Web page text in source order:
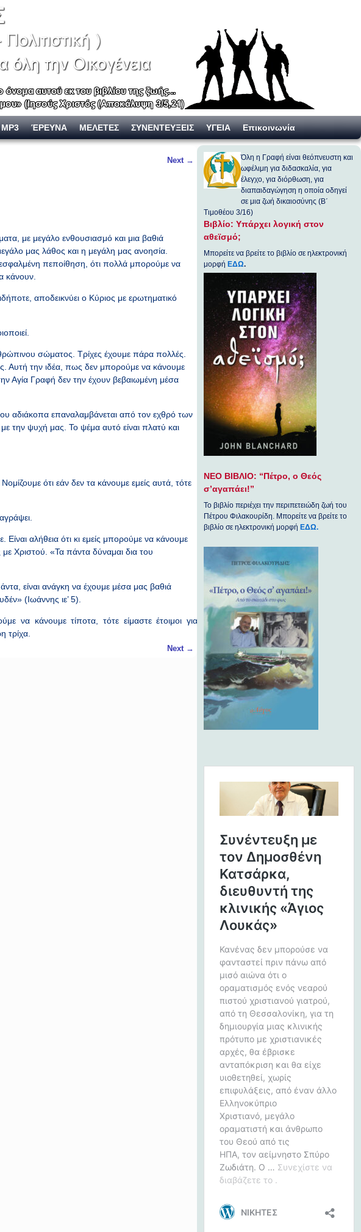
ΈΡΕΥΝΑ ΜΕΛΕΤΕΣ ΣΥΝΕΝΤΕΥΞΕΙΣ ΥΓΕΙΑ Επικοινωνία
Next →
με μεγάλο ενθουσιασμό και μια βαθιά
μας λάθος και η μεγάλη μας ανοησία.
πεποίθηση, ότι πολλά μπορούμε να
κάνουν.
αποδεικνύει ο Κύριος με ερωτηματικό
σώματος. Τρίχες έχουμε πάρα πολλές.
Αυτή την ιδέα, πως δεν μπορούμε να κάνουμε
Αγία Γραφή δεν την έχουν βεβαιωμένη μέσα
αδιάκοπα επαναλαμβάνεται από τον εχθρό των
την ψυχή μας. Το ψέμα αυτό είναι πλατύ και
ότι εάν δεν τα κάνουμε εμείς αυτά, τότε
αλήθεια ότι κι εμείς μπορούμε να κάνουμε
Χριστού. «Τα πάντα δύναμαι δια του
είναι ανάγκη να έχουμε μέσα μας βαθιά
(Ιωάννης ιε’ 5).
να κάνουμε τίποτα, τότε είμαστε έτοιμοι για τον Κύριο.
τρίχα.
Next →
Όλη η Γραφή είναι θεόπνευστη και
ωφέλιμη για διδασκαλία, για
έλεγχο, για διόρθωση, για
διαπαιδαγώγηση η οποία οδηγεί
σε μια ζωή δικαιοσύνης (Β΄
Τιμοθέου 3/16)
Βιβλίο: Υπάρχει λογική στον
αθεϊσμό;
Μπορείτε να βρείτε το βιβλίο σε ηλεκτρονική
μορφή ΕΔΩ.
ΝΕΟ ΒΙΒΛΙΟ: “Πέτρο, ο Θεός
σ’αγαπάει!”
Το βιβλίο περιέχει την περιπετειώδη ζωή του
Πέτρου Φιλακουρίδη. Μπορείτε να βρείτε το
βιβλίο σε ηλεκτρονική μορφήΕΔΩ.